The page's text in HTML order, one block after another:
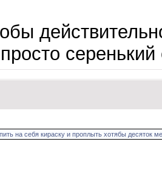
на себя кираску и проплыть хотябы десяток